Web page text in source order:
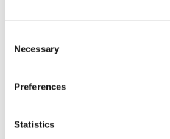
Selection
Necessary
Preferences
Statistics
gardiennage